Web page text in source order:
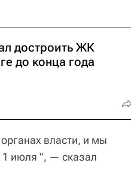
достроить ЖК
до конца года
власти, и мы
1 июля ", — сказал